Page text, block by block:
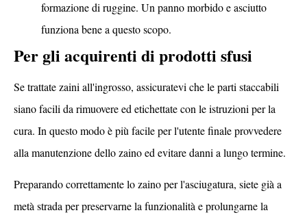
formazione di ruggine. Un panno morbido e asciutto
funziona bene a questo scopo.
Per gli acquirenti di prodotti sfusi
Se trattate zaini all'ingrosso, assicuratevi che le parti staccabili
siano facili da rimuovere ed etichettate con le istruzioni per la
cura. In questo modo è più facile per l'utente finale provvedere
alla manutenzione dello zaino ed evitare danni a lungo termine.
Preparando correttamente lo zaino per l'asciugatura, siete già a
metà strada per preservarne la funzionalità e prolungarne la